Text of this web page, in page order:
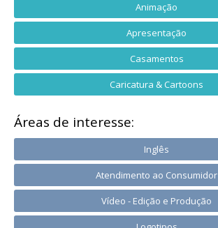
Animação
Apresentação
Casamentos
Caricatura & Cartoons
Áreas de interesse:
Inglês
Atendimento ao Consumidor
Vídeo - Edição e Produção